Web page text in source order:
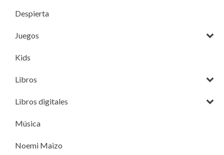
Despierta
Juegos
Kids
Libros
Libros digitales
Música
Noemi Maizo